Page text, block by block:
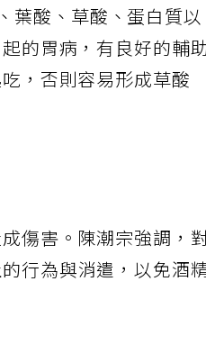
、葉酸、草酸、蛋白質以
的胃病，有良好的輔
，否則容易形成草酸
傷害。陳潮宗強調，
行為與消遣，以免酒